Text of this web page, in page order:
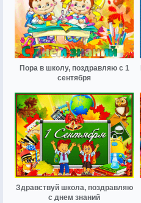
Пора в школу, поздравляю с 1
сентября
Здравствуй школа, поздравляю
с днем знаний